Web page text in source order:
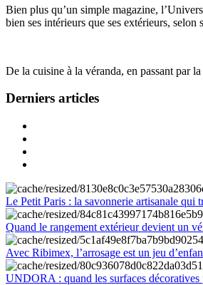
Bien plus qu’un simple magazine,
bien ses intérieurs que ses extérieurs, selon
De la cuisine à la véranda, en passant par
Derniers articles
Le Petit Paris : la savonnerie artisanale qui
Quand le rangement extérieur devient un
Avec Ribimex, l’arrosage est un jeu
UNDORA : quand les surfaces décoratives